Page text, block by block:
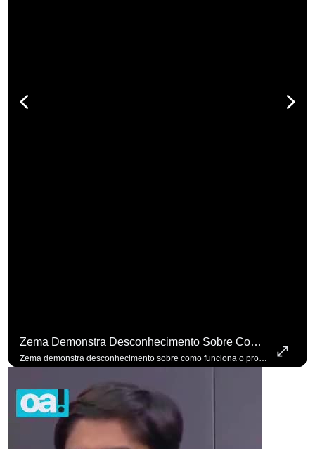
Zema Demonstra Desconhecimento Sobre Como Funciona O Processo De Mudança Das Leis. #OAntagonista